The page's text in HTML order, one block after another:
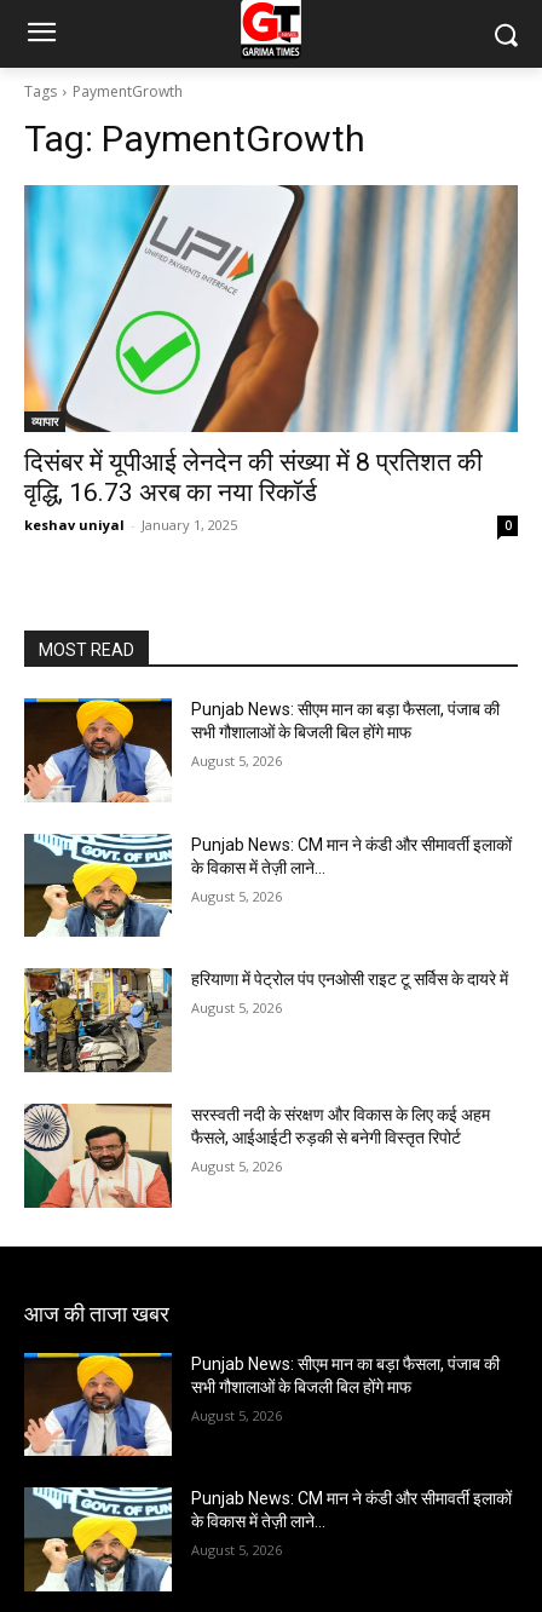
Tags PaymentGrowth
Tag: PaymentGrowth
व्यापार
दिसंबर में यूपीआई लेनदेन की संख्या में 8 प्रतिशत की
वृद्धि, 16.73 अरब का नया रिकॉर्ड
keshav uniyal - January 1, 2025 0
MOST READ
Punjab News: सीएम मान का बड़ा फैसला, पंजाब की
सभी गौशालाओं के बिजली बिल होंगे माफ
August 5, 2026
Punjab News: CM मान ने कंडी और सीमावर्ती इलाकों
के विकास में तेज़ी लाने…
August 5, 2026
हरियाणा में पेट्रोल पंप एनओसी राइट टू सर्विस के दायरे में
August 5, 2026
सरस्वती नदी के संरक्षण और विकास के लिए कई अहम
फैसले, आईआईटी रुड़की से बनेगी विस्तृत रिपोर्ट
August 5, 2026
आज की ताजा खबर
Punjab News: सीएम मान का बड़ा फैसला, पंजाब की
सभी गौशालाओं के बिजली बिल होंगे माफ
August 5, 2026
Punjab News: CM मान ने कंडी और सीमावर्ती इलाकों
के विकास में तेज़ी लाने…
August 5, 2026